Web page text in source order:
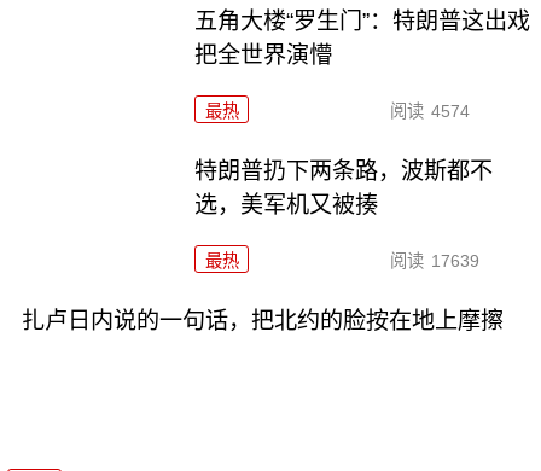
五角大楼“罗生门”：特朗普这出戏
把全世界演懵
最热 阅读 4574
特朗普扔下两条路，波斯都不
选，美军机又被揍
最热 阅读 17639
扎卢日内说的一句话，把北约的脸按在地上摩擦